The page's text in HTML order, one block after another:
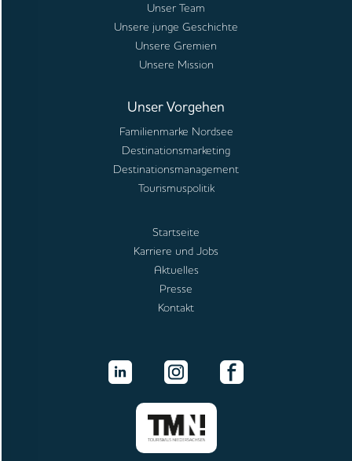
Unser Team
Unsere junge Geschichte
Unsere Gremien
Unsere Mission
Unser Vorgehen
Familienmarke Nordsee
Destinationsmarketing
Destinationsmanagement
Tourismuspolitik
Startseite
Karriere und Jobs
Aktuelles
Presse
Kontakt